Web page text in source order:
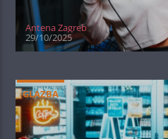
Antena Zagreb
29/10/2025
GLAZBA